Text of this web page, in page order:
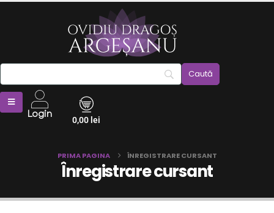
Login 0,00 lei
PRIMA PAGINA ÎNREGISTRARE CURSANT
Înregistrare cursant